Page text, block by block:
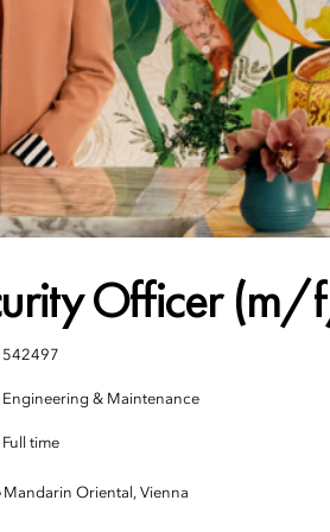
Officer
542497
Engineering & Maintenance
Full time
Mandarin Oriental, Vienna